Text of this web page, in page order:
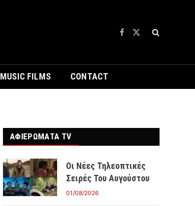
Facebook
X
MUSIC FILMS CONTACT
ΑΦΙΕΡΩΜΑΤΑ TV
Οι Νέες Τηλεοπτικές
Σειρές Του Αυγούστου
01/08/2026